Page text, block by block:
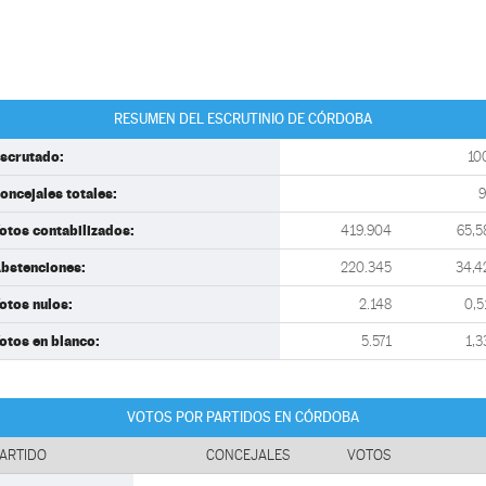
RESUMEN DEL ESCRUTINIO DE CÓRDOBA
totales:
contabilizados: 419.904
220.345
nulos: 2.148
en blanco: 5.571
VOTOS POR PARTIDOS EN CÓRDOBA
CONCEJALES VOTOS